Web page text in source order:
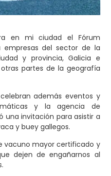
en mi ciudad el Fórum
del sector de la
y provincia, Galicia e
partes de la geografía
además eventos y
y la agencia de
una invitación para asistir a
y buey gallegos.
vacuno mayor certificado y
dejen de engañarnos al